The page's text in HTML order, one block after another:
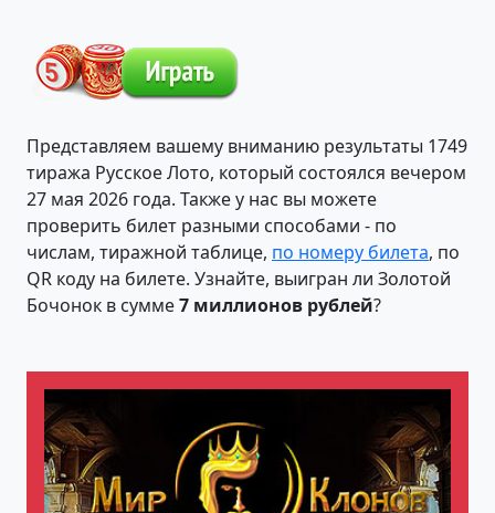
Представляем вашему вниманию результаты 1749
тиража Русское Лото, который состоялся вечером
27 мая 2026 года. Также у нас вы можете
проверить билет разными способами - по
числам, тиражной таблице, по номеру билета, по
QR коду на билете. Узнайте, выигран ли Золотой
Бочонок в сумме7 миллионов рублей?